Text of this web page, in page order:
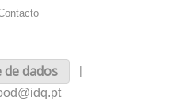
de dados
|